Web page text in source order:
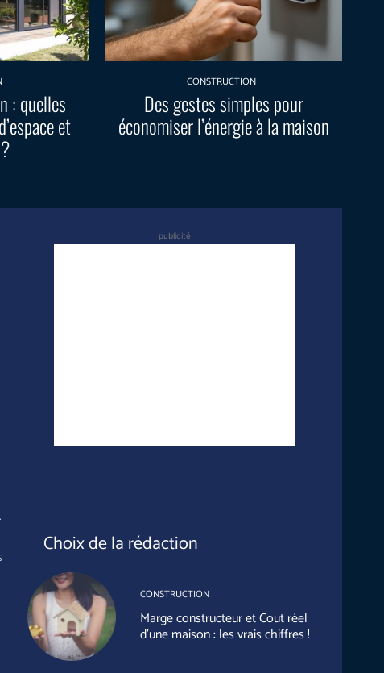
: quelles
et
CONSTRUCTION
Des gestes simples pour
économiser l’énergie à la maison
publicité
Choix de la rédaction
CONSTRUCTION
Marge constructeur et Cout réel
d’une maison : les vrais chiffres !